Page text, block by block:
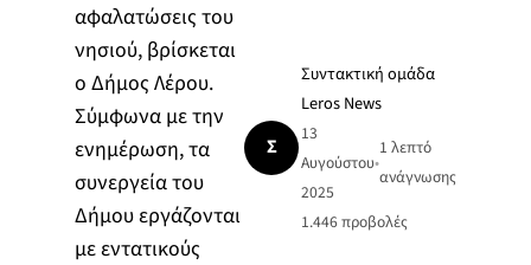
αφαλατώσεις του
νησιού, βρίσκεται
ο Δήμος Λέρου.
Σύμφωνα με την
ενημέρωση, τα
συνεργεία του
Δήμου εργάζονται
με εντατικούς
Σ
Συντακτική ομάδα
Leros News
13
Αυγούστου
2025
•
1 λεπτό
ανάγνωσης
1.446προβολές